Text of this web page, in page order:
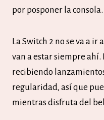
por posponer la consola.
La Switch 2 no se va a ir
van a estar siempre ahí.
recibiendo
regularidad, así que
mientras disfruta del